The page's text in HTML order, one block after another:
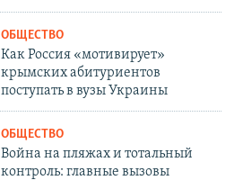
ОБЩЕСТВО
Как Россия «мотивирует»
крымских абитуриентов
поступать в вузы Украины
ОБЩЕСТВО
Война на пляжах и тотальный
контроль: главные вызовы